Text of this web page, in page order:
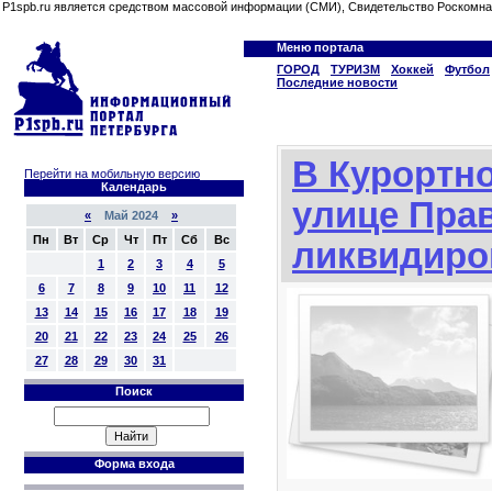
P1spb.ru является средством массовой информации (СМИ), Свидетельство
Меню портала
ГОРОД
ТУРИЗМ Хоккей
Футбол
Последние новости
Перейти на мобильную версию
Календарь
« Май 2024 »
Пн
Вт Ср Чт Пт Сб
Вс
1
2 3 4
5
6
7 8 9 10 11
12
13
14 15 16 17 18
19
20
21 22 23 24 25
26
27
28 29 30 31
Поиск
Форма входа
В
улице